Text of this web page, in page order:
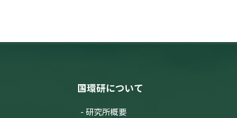
国環研について
研究所概要